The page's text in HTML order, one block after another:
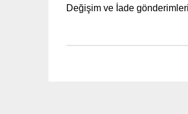
Değişim ve İade